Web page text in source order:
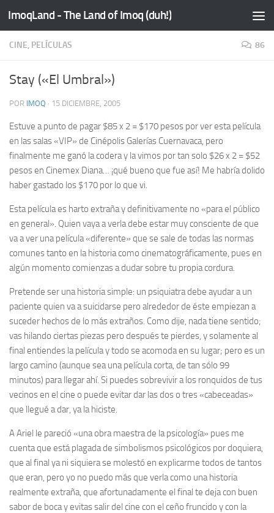
Saltar al contenido
ImoqLand - The Land of Imoq (duh!)
CINE, PELÍCULAS 86
Stay («El Umbral»)
POR IMOQ · 15 DICIEMBRE, 2005
Estuve a punto de pagar $85 x 2 = $170 pesos por ver esta película
en las salas «VIP» de Cinépolis Galerías Cuernavaca, pero
finalmente me ganó la codera y la vimos por tan solo $26 x 2 = $52
pesos en Cinemex Diana… ¡qué bueno que fue así! Me habría dolido
haber gastado los $170 por lo que vi.
Esta película es harto extraña ydefinitivamente no «para el público
en general». Quien vaya a verla debe estar muy consciente de que
va a ver una película «diferente» que se sale de todas las normas
comunes tanto en la historia como cinematográficamente, pues en
algún momento comienzas a dudar sobre tu propia cordura.
Pretende ser una historia simple: un psiquiatra debe ayudar a un
paciente quien va a suicidarse pero alrededor de éste empiezan a
suceder hechos de lo más extraños. Como dije, nada tiene sentido;
vas hilando ciertas piezas pero después te pierdes, y solamente al
final entiendes la película y todo se acomoda en su lugar; pero es un
largo camino (aunque sea una película corta, de tan sólo 99
minutos) para llegar ahí. Si puedes sobrevivir a los ronquidos de tus
vecinos en el cine o puede evitar dar las dos o tres «cabeceadas»
que llegué a dar, ya la hiciste.
A Ariel le pareció «una obra maestra de la psicología» pues me
cuenta que está plagada de simbolismos psicológicos por doquiera,
que al final ya ni siquiera se molestó en explicarme todos de tantos
que eran, pero yo no puedo más que verla como una historia
realmente extraña, que afortunadamente el final te deja con buen
sabor de boca y evitas salir del cine con el ceño fruncido y con la